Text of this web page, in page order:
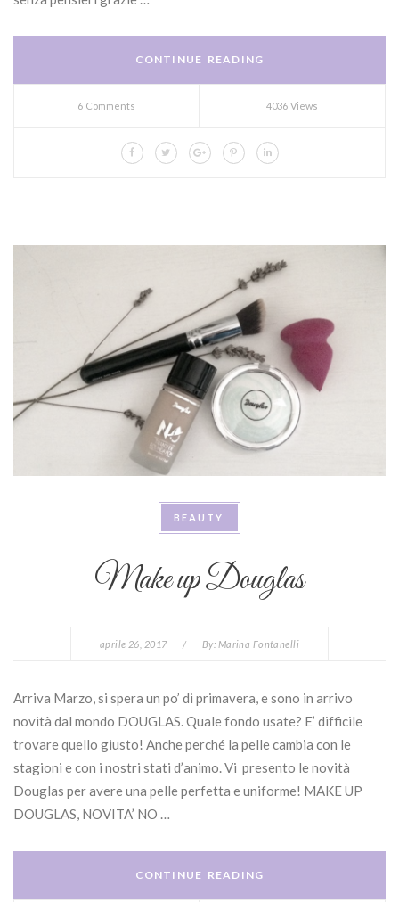
CONTINUE READING
6 Comments 4036 Views
BEAUTY
Make up Douglas
aprile 26, 2017 / By: Marina Fontanelli
Arriva Marzo, si spera un po’ di primavera, e sono in arrivo
novità dal mondo DOUGLAS. Quale fondo usate? E’ difficile
trovare quello giusto! Anche perché la pelle cambia con le
stagioni e con i nostri stati d’animo. Vi presento le novità
Douglas per avere una pelle perfetta e uniforme! MAKE UP
DOUGLAS, NOVITA’ NO …
CONTINUE READING